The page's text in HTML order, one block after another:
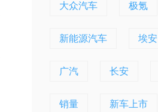
大众汽车 极氪
新能源汽车 埃安
广汽 长安
销量 新车上市